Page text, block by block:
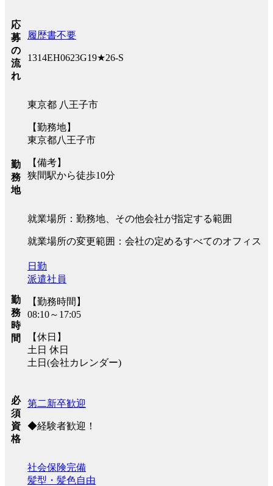
応
募
の
流
れ
履歴書不要
1314EH0623G19★26-S
勤
務
地
東京都 八王子市
【勤務地】
東京都八王子市
【備考】
狭間駅から徒歩10分
就業場所：勤務地、その他会社が指定する範囲
就業場所の変更範囲：会社の定めるすべてのオフィス
勤
務
時
間
日勤
派遣社員
【勤務時間】
08:10～17:05
【休日】
土日 休日
土日(会社カレンダー)
必
須
資
格
第二新卒歓迎
◆経験者歓迎！
社会保険完備
髪型・髪色自由